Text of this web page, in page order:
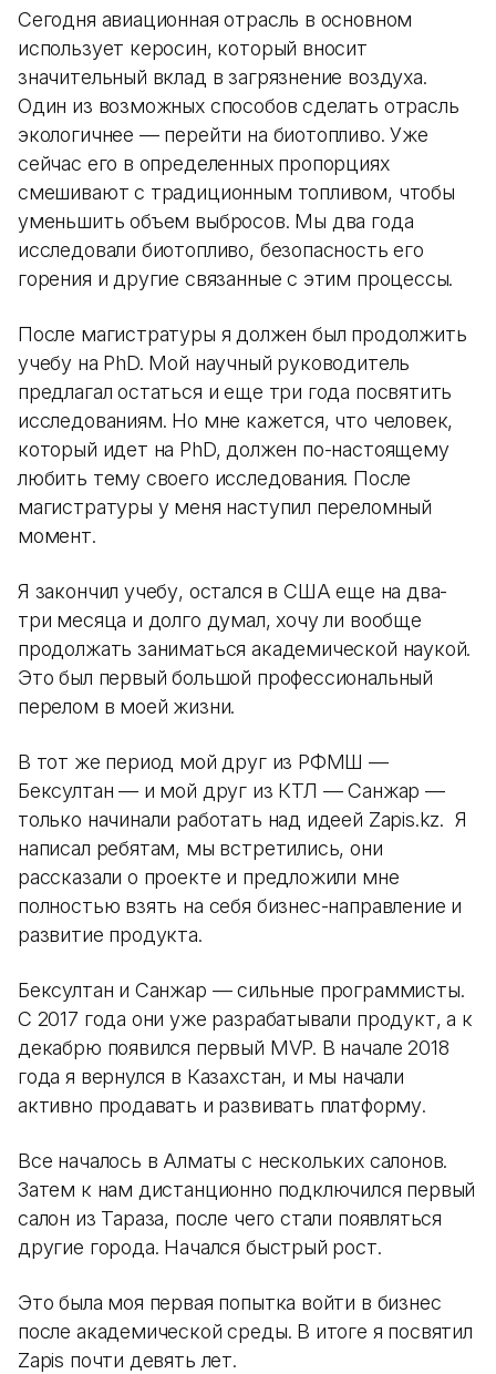
Сегодня авиационная отрасль в основном
использует керосин, который вносит
значительный вклад в загрязнение воздуха.
Один из возможных способов сделать отрасль
экологичнее — перейти на биотопливо. Уже
сейчас его в определенных пропорциях
смешивают с традиционным топливом, чтобы
уменьшить объем выбросов. Мы два года
исследовали биотопливо, безопасность его
горения и другие связанные с этим процессы.
После магистратуры я должен был продолжить
учебу на PhD. Мой научный руководитель
предлагал остаться и еще три года посвятить
исследованиям. Но мне кажется, что человек,
который идет на PhD, должен по-настоящему
любить тему своего исследования. После
магистратуры у меня наступил переломный
момент.
Я закончил учебу, остался в США еще на два-
три месяца и долго думал, хочу ли вообще
продолжать заниматься академической наукой.
Это был первый большой профессиональный
перелом в моей жизни.
В тот же период мой друг из РФМШ —
Бексултан — и мой друг из КТЛ — Санжар —
только начинали работать над идеей Zapis.kz. Я
написал ребятам, мы встретились, они
рассказали о проекте и предложили мне
полностью взять на себя бизнес-направление и
развитие продукта.
Бексултан и Санжар — сильные программисты.
С 2017 года они уже разрабатывали продукт, а к
декабрю появился первый MVP. В начале 2018
года я вернулся в Казахстан, и мы начали
активно продавать и развивать платформу.
Все началось в Алматы с нескольких салонов.
Затем к нам дистанционно подключился первый
салон из Тараза, после чего стали появляться
другие города. Начался быстрый рост.
Это была моя первая попытка войти в бизнес
после академической среды. В итоге я посвятил
Zapis почти девять лет.